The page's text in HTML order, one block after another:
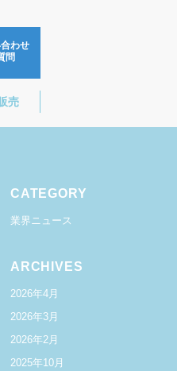
わせ
問
売
CATEGORY
業界ニュース
ARCHIVES
2026年4月
2026年3月
2026年2月
2025年10月